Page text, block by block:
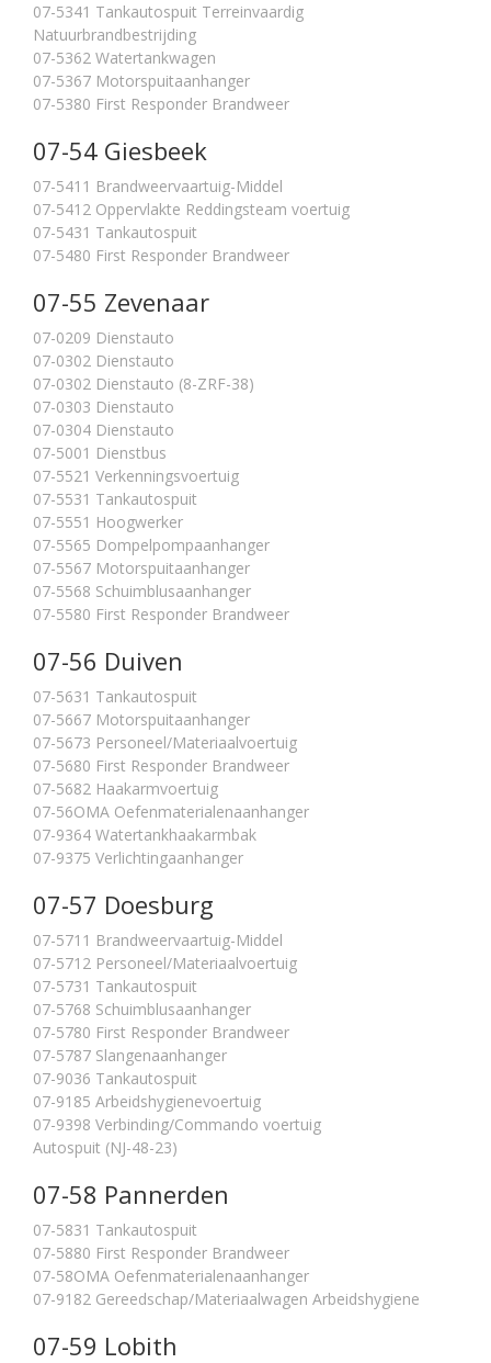
07-5341 Tankautospuit Terreinvaardig
Natuurbrandbestrijding
07-5362 Watertankwagen
07-5367 Motorspuitaanhanger
07-5380 First Responder Brandweer
07-54 Giesbeek
07-5411 Brandweervaartuig-Middel
07-5412 Oppervlakte Reddingsteam voertuig
07-5431 Tankautospuit
07-5480 First Responder Brandweer
07-55 Zevenaar
07-0209 Dienstauto
07-0302 Dienstauto
07-0302 Dienstauto (8-ZRF-38)
07-0303 Dienstauto
07-0304 Dienstauto
07-5001 Dienstbus
07-5521 Verkenningsvoertuig
07-5531 Tankautospuit
07-5551 Hoogwerker
07-5565 Dompelpompaanhanger
07-5567 Motorspuitaanhanger
07-5568 Schuimblusaanhanger
07-5580 First Responder Brandweer
07-56 Duiven
07-5631 Tankautospuit
07-5667 Motorspuitaanhanger
07-5673 Personeel/Materiaalvoertuig
07-5680 First Responder Brandweer
07-5682 Haakarmvoertuig
07-56OMA Oefenmaterialenaanhanger
07-9364 Watertankhaakarmbak
07-9375 Verlichtingaanhanger
07-57 Doesburg
07-5711 Brandweervaartuig-Middel
07-5712 Personeel/Materiaalvoertuig
07-5731 Tankautospuit
07-5768 Schuimblusaanhanger
07-5780 First Responder Brandweer
07-5787 Slangenaanhanger
07-9036 Tankautospuit
07-9185 Arbeidshygienevoertuig
07-9398 Verbinding/Commando voertuig
Autospuit (NJ-48-23)
07-58 Pannerden
07-5831 Tankautospuit
07-5880 First Responder Brandweer
07-58OMA Oefenmaterialenaanhanger
07-9182 Gereedschap/Materiaalwagen Arbeidshygiene
07-59 Lobith